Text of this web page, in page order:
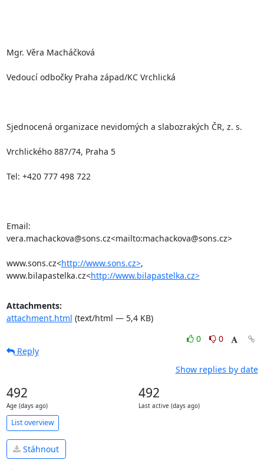
Mgr. Věra Macháčková
Vedoucí odbočky Praha západ/KC Vrchlická
Sjednocená organizace nevidomých a slabozrakých ČR, z. s.
Vrchlického 887/74, Praha 5
Tel: +420 777 498 722
Email:
vera.machackova@sons.cz<mailto:machackova@sons.cz>
www.sons.cz<http://www.sons.cz>,
www.bilapastelka.cz<http://www.bilapastelka.cz>
Attachments:
attachment.html (text/html — 5,4 KB)
0
0
Reply
Show replies by date
492
Age (days ago)
492
Last active (days ago)
List overview
Stáhnout